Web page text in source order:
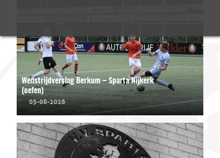
Wedstrijdverslag Berkum – Sparta Nijkerk
(oefen)
05-08-2026